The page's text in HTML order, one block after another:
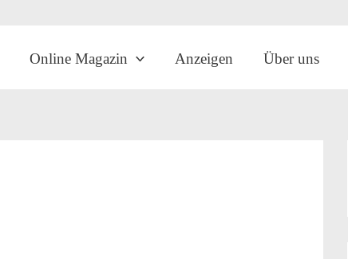
Online Magazin Anzeigen Über uns